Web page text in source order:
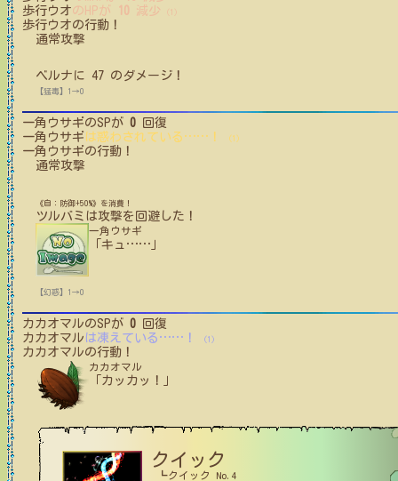
歩行ウオのHPが 10 減少 (1)
歩行ウオの行動！
通常攻撃
ベルナ に 47 のダメージ！
【猛毒】1→0
一角ウサギのSPが 0 回復
一角ウサギ は惑わされている …… ！ (1)
一角ウサギの行動！
通常攻撃
《自：防御+50%》を消費！
ツルバミ は攻撃を回避した！
一角ウサギ
「キュ ……
【幻惑】1→0
カカオマルのSPが 0 回復
カカオマル は凍えている …… ！ (1)
カカオマルの行動！
カカオマル
「カッカッ！」
クイック
┗クイック No.4